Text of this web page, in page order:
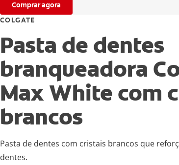
Comprar agora
COLGATE
Pasta de dentes
branqueadora
Max White com
brancos
Pasta de dentes com cristais brancos que
dentes.